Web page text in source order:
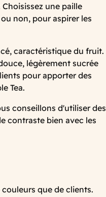
une paille
non, pour aspirer les
caractéristique du fruit.
légèrement sucrée
pour apporter des
Tea.
conseillons d'utiliser des
contraste bien avec les
que de clients.